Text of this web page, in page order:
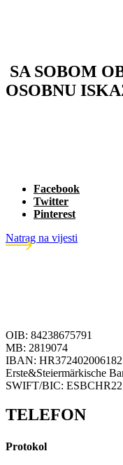
SA SOBOM
OSOBNU
Facebook
Twitter
Pinterest
Natrag na vijesti
OIB: 84238675791
MB: 2819074
IBAN:
Erste&Steiermärkische
SWIFT/BIC: ESBCHR22
TELEFON
Protokol